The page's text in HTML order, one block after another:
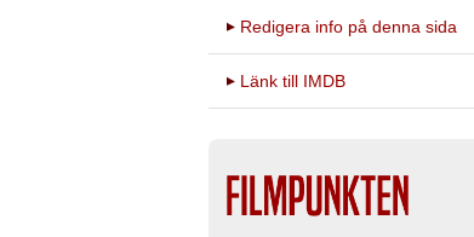
Redigera info på denna sida
Länk till IMDB